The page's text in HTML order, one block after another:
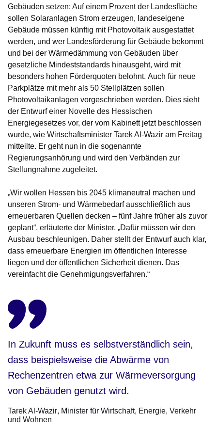
Gebäuden setzen: Auf einem Prozent der Landesfläche
sollen Solaranlagen Strom erzeugen, landeseigene
Gebäude müssen künftig mit Photovoltaik ausgestattet
werden, und wer Landesförderung für Gebäude bekommt
und bei der Wärmedämmung von Gebäuden über
gesetzliche Mindeststandards hinausgeht, wird mit
besonders hohen Förderquoten belohnt. Auch für neue
Parkplätze mit mehr als 50 Stellplätzen sollen
Photovoltaikanlagen vorgeschrieben werden. Dies sieht
der Entwurf einer Novelle des Hessischen
Energiegesetzes vor, der vom Kabinett jetzt beschlossen
wurde, wie Wirtschaftsminister Tarek Al-Wazir am Freitag
mitteilte. Er geht nun in die sogenannte
Regierungsanhörung und wird den Verbänden zur
Stellungnahme zugeleitet.
„Wir wollen Hessen bis 2045 klimaneutral machen und
unseren Strom- und Wärmebedarf ausschließlich aus
erneuerbaren Quellen decken – fünf Jahre früher als zuvor
geplant“, erläuterte der Minister. „Dafür müssen wir den
Ausbau beschleunigen. Daher stellt der Entwurf auch klar,
dass erneuerbare Energien im öffentlichen Interesse
liegen und der öffentlichen Sicherheit dienen. Das
vereinfacht die Genehmigungsverfahren.“
In Zukunft muss es selbstverständlich sein,
dass beispielsweise die Abwärme von
Rechenzentren etwa zur Wärmeversorgung
von Gebäuden genutzt wird.
Tarek Al-Wazir Minister für Wirtschaft, Energie, Verkehr
und Wohnen